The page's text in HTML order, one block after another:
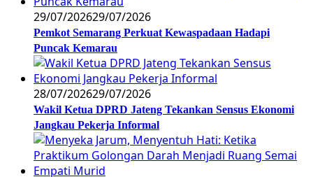
29/07/202629/07/2026
Pemkot Semarang Perkuat Kewaspadaan Hadapi
Puncak Kemarau
28/07/202629/07/2026
Wakil Ketua DPRD Jateng Tekankan Sensus Ekonomi
Jangkau Pekerja Informal